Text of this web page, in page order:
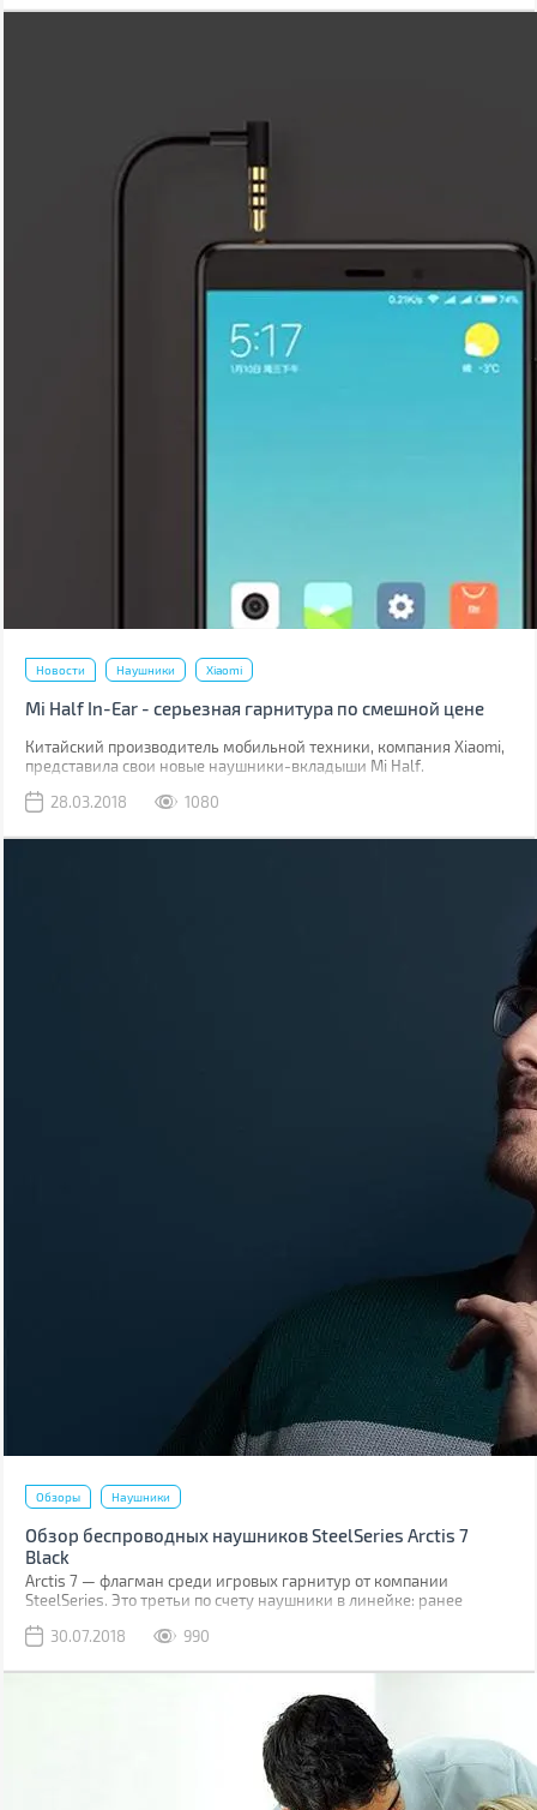
Новости Наушники Xiaomi
Mi Half In-Ear - серьезная гарнитура по смешной цене
Китайский производитель мобильной техники, компания Xiaomi,
представила свои новые наушники-вкладыши Mi Half.
28.03.2018
1080
Обзоры Наушники
Обзор беспроводных наушников SteelSeries Arctis 7
Black
Arctis 7 — флагман среди игровых гарнитур от компании
SteelSeries. Это третьи по счету наушники в линейке: ранее
наушниками Arctis 3 и Arctis 5.
30.07.2018 990